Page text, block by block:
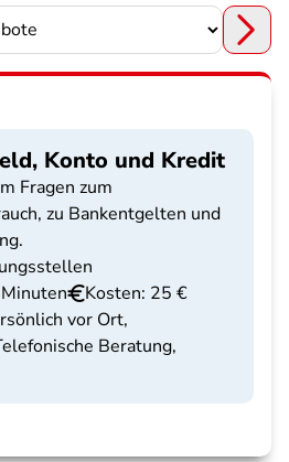
Konto und Kredit
Fragen zum
zu Bankentgelten und
Kosten: 25 €
vor Ort,
Beratung,